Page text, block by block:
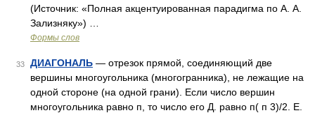
(Источник: «Полная акцентуированная парадигма по А. А.
Зализняку») …
Формы слов
33 ДИАГОНАЛЬ — отрезок прямой, соединяющий две
вершины многоугольника (многогранника), не лежащие на
одной стороне (на одной грани). Если число вершин
многоугольника равно п, то число его Д. равно п( п 3)/2. Е.